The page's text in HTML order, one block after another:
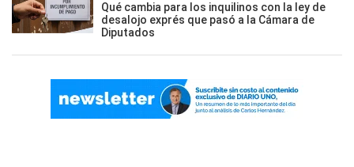
Qué cambia para los inquilinos con la ley de
desalojo exprés que pasó a la Cámara de
Diputados